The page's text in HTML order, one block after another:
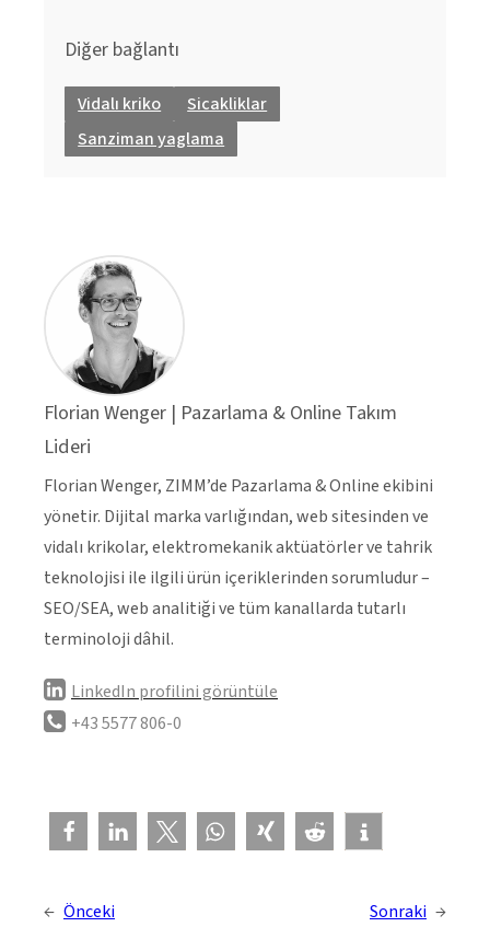
Diğer bağlantı
Vidalı kriko
Sicakliklar
Sanziman yaglama
Florian Wenger | Pazarlama & Online Takım
Lideri
Florian Wenger, ZIMM’de Pazarlama & Online ekibini
yönetir. Dijital marka varlığından, web sitesinden ve
vidalı krikolar, elektromekanik aktüatörler ve tahrik
teknolojisi ile ilgili ürün içeriklerinden sorumludur –
SEO/SEA, web analitiği ve tüm kanallarda tutarlı
terminoloji dâhil.
LinkedIn profilini görüntüle
+43 5577 806-0
← Önceki Sonraki →